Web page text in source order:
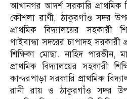
আখানগর আদর্শ সরকারি প্রাথমিক
কৌশলা রাণী, ঠাকুরগাঁও সদর
প্রাথমিক বিদ্যালয়ের সহকারী
গাইবান্ধা সদরের চাপাদহ সরকারী
শিক্ষিকা মোছা. নাহিদ পারভীন,
প্রাথমিক বিদ্যালয়ের সহকারী
কান্দরপাড়া সরকারি প্রাথমিক
রানী রায় ও ঠাকুরগাঁও সদর